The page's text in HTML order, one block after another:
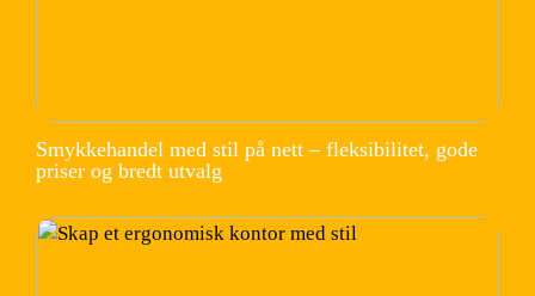
Smykkehandel med stil på nett – fleksibilitet, gode
priser og bredt utvalg